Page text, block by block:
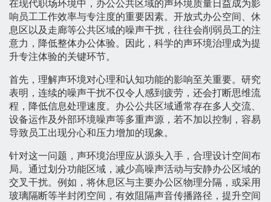
在现代职场环境中，办公公共区域的声环境质量日益成为影
响员工工作效率与专注度的重要因素。开放式办公空间、休
息区以及走廊等公共区域的噪声干扰，往往会削弱员工的注
意力，降低整体办公体验。因此，科学的声环境治理成为提
升专注体验的关键环节。
首先，理解声环境对心理和认知功能的影响至关重要。研究
表明，连续的噪声干扰不仅令人感到疲劳，还会打断思维流
程，降低信息处理速度。办公公共区域通常存在多人交流、
设备运作及外部环境噪声等多重声源，若不加以控制，容易
导致员工出现分心和压力增加的现象。
针对这一问题，声环境治理应从源头入手，合理设计空间布
局。通过划分功能区域，减少高噪声活动与安静办公区域的
交叉干扰。例如，将休息区与主要办公区物理分隔，或采用
玻璃隔断等半封闭空间，有效阻隔声音传播路径，提升空间